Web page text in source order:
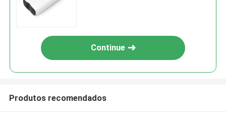
Continue
Produtos recomendados